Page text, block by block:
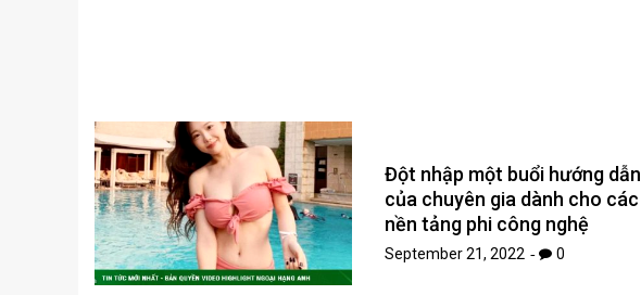
Đột nhập một buổi hướng dẫn
của chuyên gia dành cho các
nền tảng phi công nghệ
September 21, 2022 0